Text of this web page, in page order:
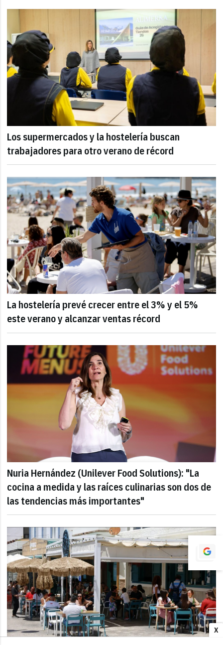
X
Los supermercados y la hostelería buscan
trabajadores para otro verano de récord
La hostelería prevé crecer entre el 3% y el 5%
este verano y alcanzar ventas récord
Nuria Hernández (Unilever Food Solutions): "La
cocina a medida y las raíces culinarias son dos de
las tendencias más importantes"